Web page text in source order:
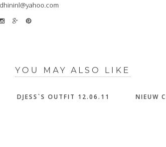
YOU MAY ALSO LIKE
DJESS`S OUTFIT 12.06.11 NIEUW